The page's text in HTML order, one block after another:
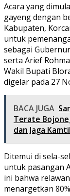
Acara yang
gayeng dengan
Kabupaten,
untuk
sebagai
serta Arief
Wakil Bupati
digelar pada 27
BACA JUGA
Terate
dan Jaga
Ditemui di sela-
untuk pasangan
ini bahwa
menargetkan